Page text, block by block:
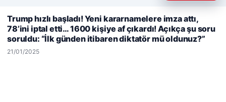
© 2026 Havadis Haber | Güncel Haberler
deneyiminizi kişiselleştirmek ve geliştirmek amacıyla çerezler
kullanıyoruz.Çerez Politikamız
Trump hızlı başladı! Yeni kararnamelere imza attı,
78’ini iptal etti… 1600 kişiye af çıkardı! Açıkça şu soru
soruldu: “İlk günden itibaren diktatör mü oldunuz?”
21/01/2025